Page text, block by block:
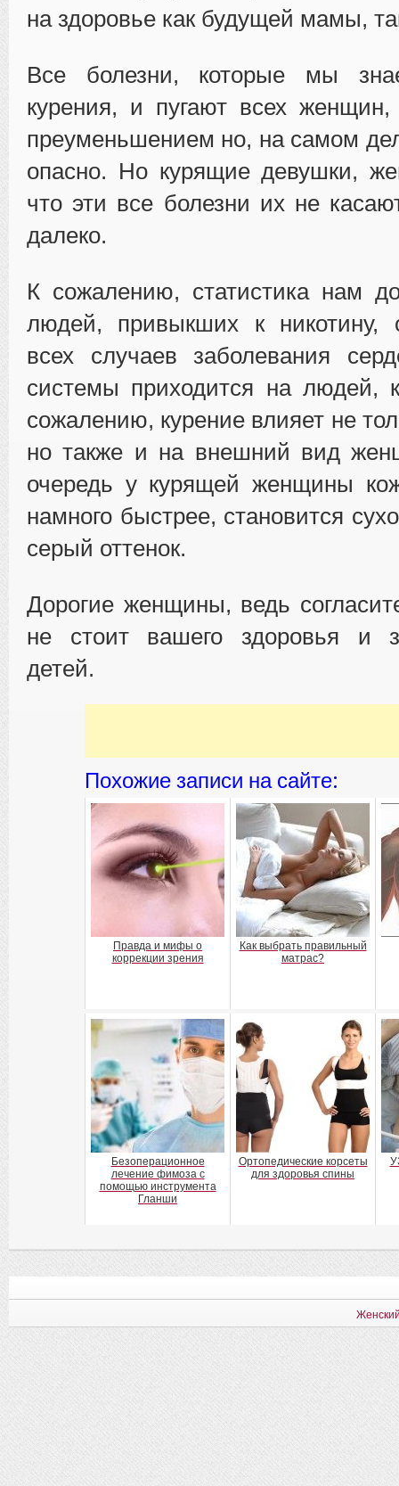
на здоровье как будущей мамы,
Все болезни, которые мы
курения, и пугают всех
преуменьшением но, на самом
опасно. Но курящие девушки,
что эти все болезни их не
далеко.
К сожалению, статистика нам
людей, привыкших к никотину,
всех случаев заболевания
системы приходится на людей,
сожалению, курение влияет не
но также и на внешний вид
очередь у курящей женщины
намного быстрее, становится
серый оттенок.
Дорогие женщины, ведь
не стоит вашего здоровья и
детей.
Похожие записи на сайте:
Правда и мифы о
коррекции зрения
Как выбрать правильный
матрас?
Безоперационное
лечение фимоза с
помощью инструмента
Гланши
Ортопедические корсеты
для здоровья спины